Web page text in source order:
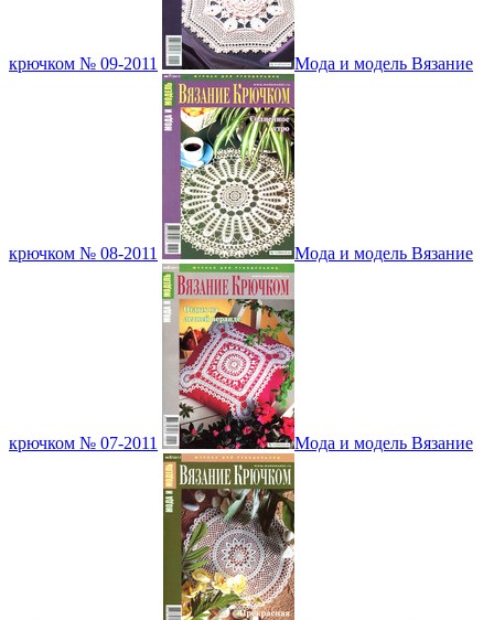
крючком № 09-2011 Мода и модель Вязание
крючком № 08-2011 Мода и модель Вязание
крючком № 07-2011 Мода и модель Вязание